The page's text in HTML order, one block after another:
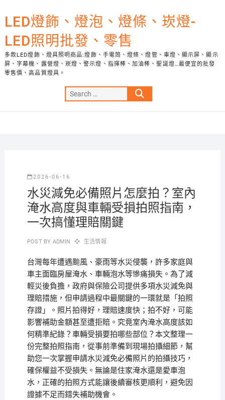
to
content
LED燈飾、燈泡、燈條、崁燈-
LED照明批發、零售
多款LED燈飾、燈具照明商品:燈飾、手電筒、燈條、燈管、車燈、顯示屏、顯示
屏、字幕機、露營燈、崁燈、警示燈、指揮棒、加油棒、聖誕燈…最便宜的批發
零售價、高品質燈具。
Search
…
2026-06-16
水災減免必備照片怎麼拍？室內
淹水高度與車輛受損拍照指南，
一次搞懂理賠關鍵
POST BY ADMIN 生活情報
台灣每年遭遇颱風、豪雨等水災侵襲，許多家庭與
車主面臨房屋淹水、車輛泡水等慘痛損失。為了減
輕災後負擔，政府與保險公司提供多項水災減免與
理賠措施，但申請過程中最關鍵的一環就是「拍照
存證」。照片拍得好，理賠速度快；拍不好，可能
影響補助金額甚至遭拒賠。究竟室內淹水高度該如
何精準紀錄？車輛受損要拍哪些部位？本文整理一
份完整拍照指南，從事前準備到現場拍攝細節，幫
助您一次掌握申請水災減免必備照片的拍攝技巧，
確保權益不受損失。無論是住家淹水還是愛車泡
水，正確的拍照方式能讓後續審核更順利，避免因
證據不足而錯失補助機會。